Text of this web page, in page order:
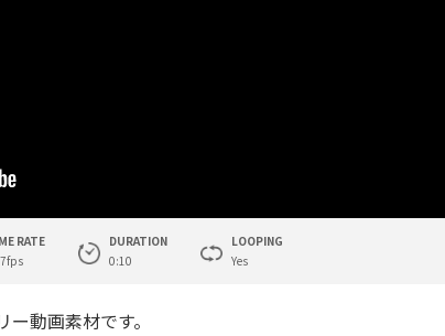
RATE
DURATION
0:10
LOOPING
Yes
動画素材です。